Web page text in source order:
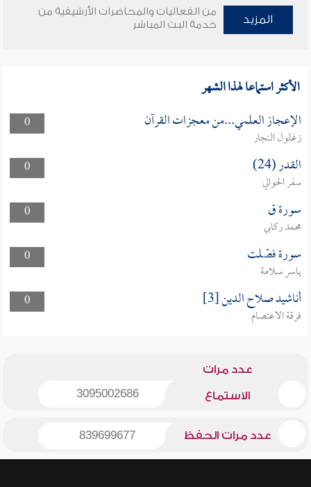
المزيد
من الفعاليات والمحاضرات الأرشيفية من
خدمة البث المباشر
الأكثر استماعا لهذا الشهر
0 الإعجاز العلمي...من معجزات القرآن
زغلول النجار
0
القدر (24)
سفر الحوالي
0
سورة ق
محمد ركابي
0
سورة فصّلت
ياسر سلامة
0
أناشيد صلاح الدين [3]
فرقة الاعتصام
عدد مرات
الاستماع 3095002686
عدد مرات الحفظ 839699677